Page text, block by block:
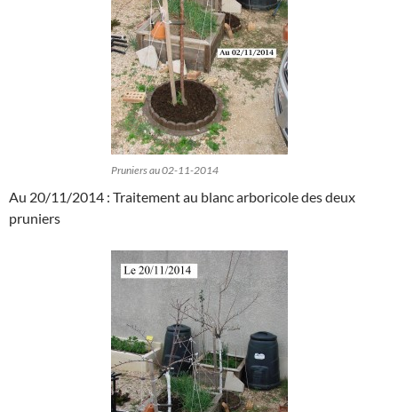
Pruniers au 02-11-2014
Au 20/11/2014 : Traitement au blanc arboricole des deux
pruniers